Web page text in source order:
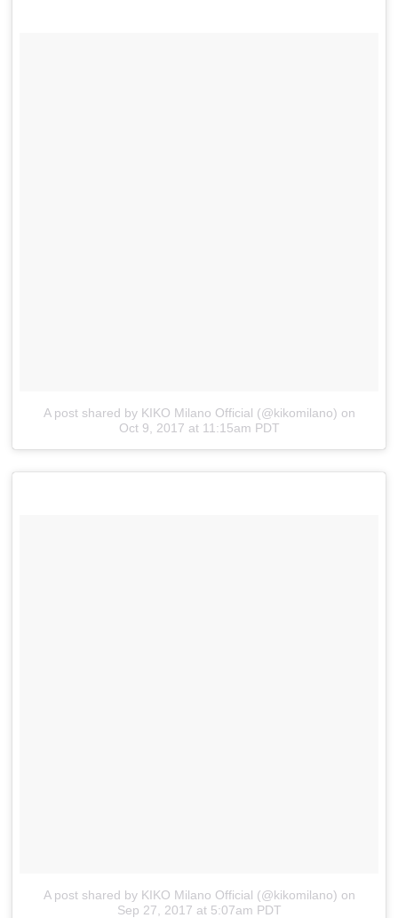
A post shared by KIKO Milano Official (@kikomilano) on
Oct 9, 2017 at 11:15am PDT
A post shared by KIKO Milano Official (@kikomilano) on
Sep 27, 2017 at 5:07am PDT